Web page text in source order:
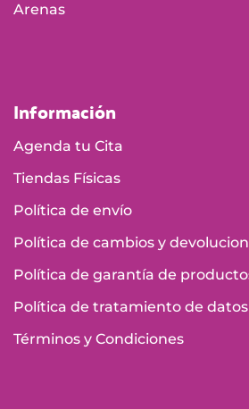
Arenas
Información
Agenda tu Cita
Tiendas Físicas
Política de envío
Política de cambios y
Política de garantía de
Política de tratamiento de
Términos y Condiciones